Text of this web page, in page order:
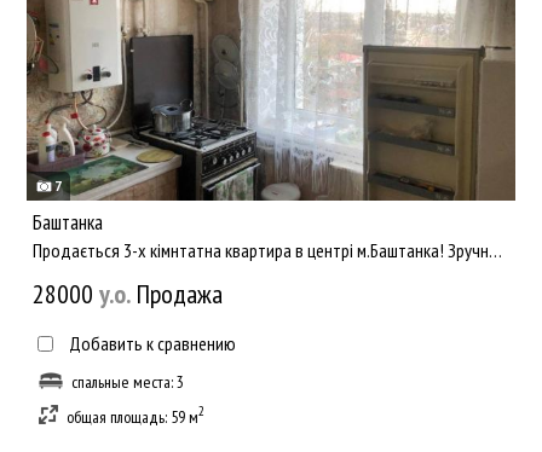
7
Баштанка
Продається 3-х кімнтатна квартира в центрі м.Баштанка! Зручне розташування: поряд ЗОШ1, та дитячий садок - 3хв...
28000 y.о. Продажа
Добавить к сравнению
спальные места: 3
общая площадь: 59 м2